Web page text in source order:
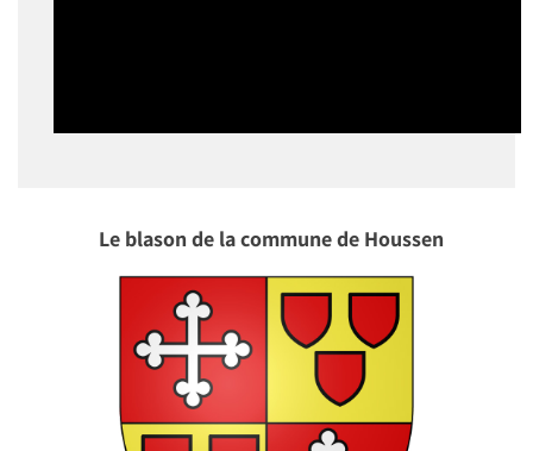
Le blason de la commune de Houssen